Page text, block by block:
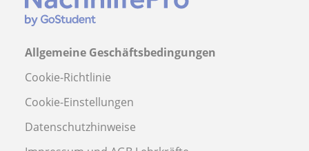
Allgemeine Geschäftsbedingungen
Cookie-Richtlinie
Cookie-Einstellungen
Datenschutzhinweise